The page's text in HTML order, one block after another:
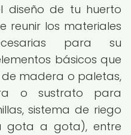
diseño de tu huerto
reunir los materiales
para su
básicos que
madera o paletas,
o sustrato para
sistema de riego
gota a gota), entre